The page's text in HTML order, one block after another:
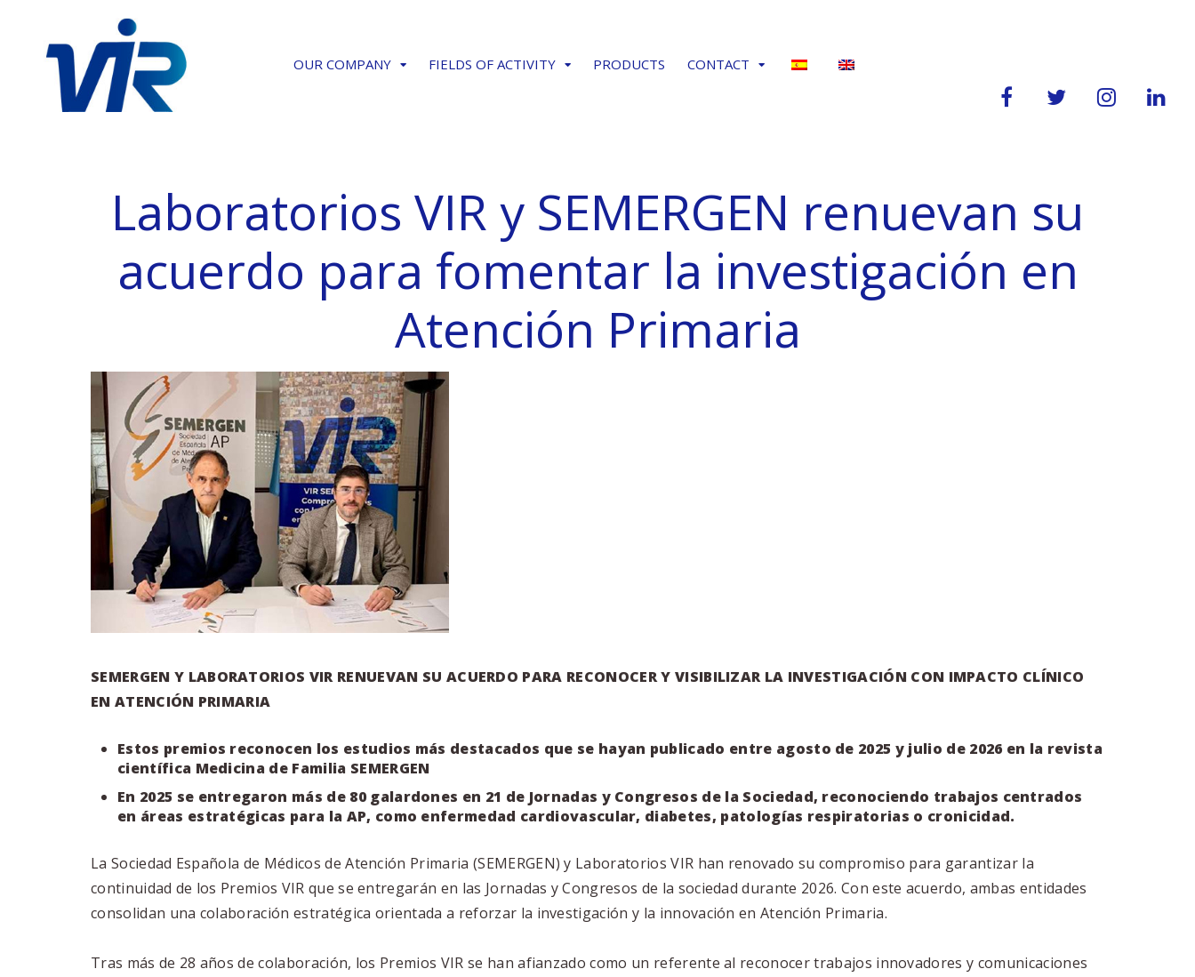
OUR COMPANY FIELDS OF ACTIVITY PRODUCTS CONTACT
Laboratorios VIR y SEMERGEN renuevan su
acuerdo para fomentar la investigación en
Atención Primaria
SEMERGEN Y LABORATORIOS VIR RENUEVAN SU ACUERDO PARA RECONOCERY VISIBILIZAR LA INVESTIGACIÓN CON IMPACTO CLÍNICO
EN ATENCIÓN PRIMARIA
Estos premios reconocen los estudios más destacados que se hayan publicado entre agosto de 2025 y julio de 2026 en la revista
científica Medicina de Familia SEMERGEN
En 2025 se entregaron más de 80 galardones en 21 de Jornadas y Congresos de la Sociedad, reconociendo trabajos centrados
en áreas estratégicas para la AP, como enfermedad cardiovascular, diabetes, patologías respiratorias o cronicidad.
La Sociedad Española de Médicos de Atención Primaria (SEMERGEN) y Laboratorios VIR han renovado su compromiso para garantizar la
continuidad de los Premios VIR que se entregarán en las Jornadas y Congresos de la sociedad durante 2026. Con este acuerdo, ambas entidades
consolidan una colaboración estratégica orientada a reforzar la investigación y la innovación en Atención Primaria.
Tras más de 28 años de colaboración, los Premios VIR se han afianzado como un referente al reconocer trabajos innovadores y comunicaciones